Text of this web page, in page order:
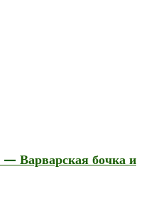
— Варварская бочка и